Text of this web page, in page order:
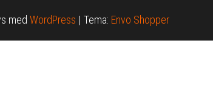
med WordPress | Tema: Envo Shopper